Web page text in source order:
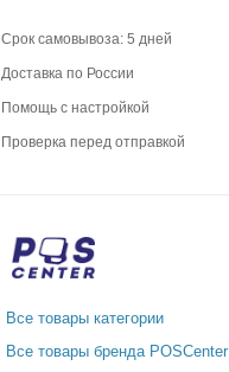
Срок самовывоза: 5 дней
Доставка по России
Помощь с настройкой
Проверка перед отправкой
Все товары категории
Все товары бренда POSCenter